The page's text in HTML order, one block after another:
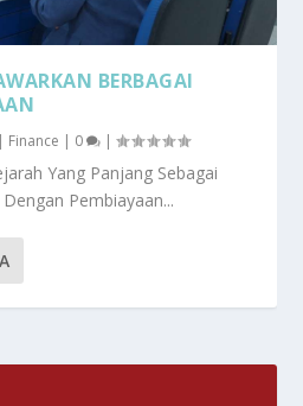
BERBAGAI
Finance | 0 |
Yang Panjang Sebagai
Pembiayaan...